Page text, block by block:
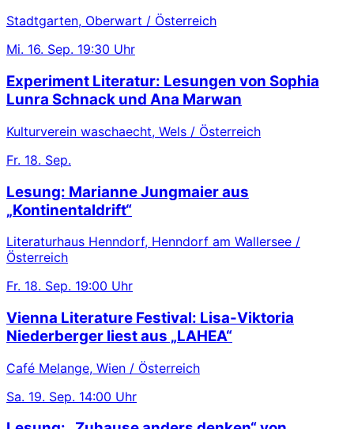
Stadtgarten, Oberwart / Österreich
Mi. 16. Sep. 19:30 Uhr
Experiment Literatur: Lesungen von Sophia
Lunra Schnack und Ana Marwan
Kulturverein waschaecht, Wels / Österreich
Fr. 18. Sep.
Lesung: Marianne Jungmaier aus
„Kontinentaldrift“
Literaturhaus Henndorf, Henndorf am Wallersee /
Österreich
Fr. 18. Sep. 19:00 Uhr
Vienna Literature Festival: Lisa-Viktoria
Niederberger liest aus „LAHEA“
Café Melange, Wien / Österreich
Sa. 19. Sep. 14:00 Uhr